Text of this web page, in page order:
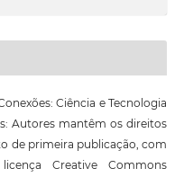
Ciência e Tecnologia
Autores mantêm os direitos
de primeira publicação, com
Creative Commons